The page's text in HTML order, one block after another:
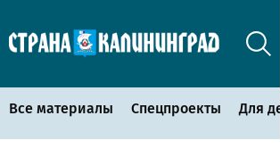
Все материалы Спецпроекты Для